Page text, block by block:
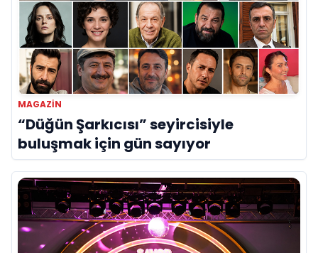
MAGAZIN
“Düğün Şarkıcısı” seyircisiyle
buluşmak için gün sayıyor